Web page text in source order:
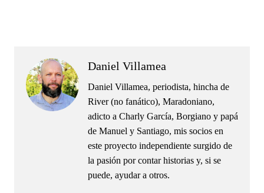
Daniel Villamea
Daniel Villamea, periodista, hincha de
River (no fanático), Maradoniano,
adicto a Charly García, Borgiano y papá
de Manuel y Santiago, mis socios en
este proyecto independiente surgido de
la pasión por contar historias y, si se
puede, ayudar a otros.